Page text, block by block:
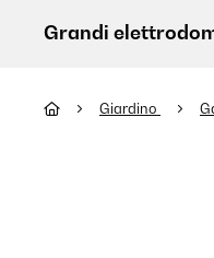
Grandi
Giardino